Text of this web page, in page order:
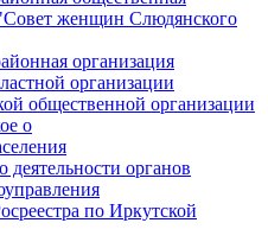
женщин Слюдянского
организация
организации
общественной организации
о
органов
по Иркутской